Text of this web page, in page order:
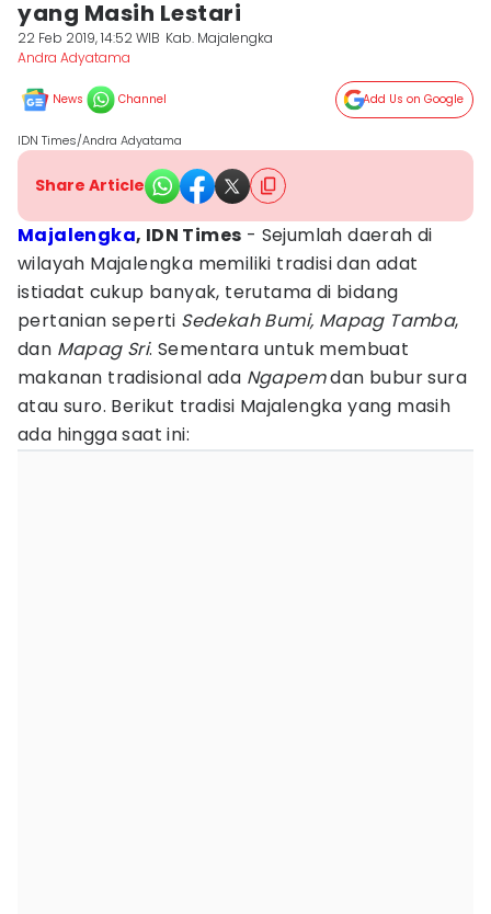
yang Masih Lestari
22 Feb 2019, 14:52 WIB Kab. Majalengka
Andra Adyatama
News Channel Add Us on Google
IDN Times/Andra Adyatama
Share Article
Majalengka, IDN Times - Sejumlah daerah di
wilayah Majalengka memiliki tradisi dan adat
istiadat cukup banyak, terutama di bidang
pertanian seperti Sedekah Bumi, Mapag Tamba,
dan Mapag Sri. Sementara untuk membuat
makanan tradisional ada Ngapemdan bubur sura
atau suro. Berikut tradisi Majalengka yang masih
ada hingga saat ini: